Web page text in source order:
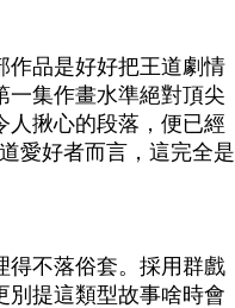
作品是好好把王道劇情
一集作畫水準絕對頂尖
人揪心的段落，便已經
愛好者而言，這完全是
得不落俗套。採用群戲
別提這類型故事啥時會